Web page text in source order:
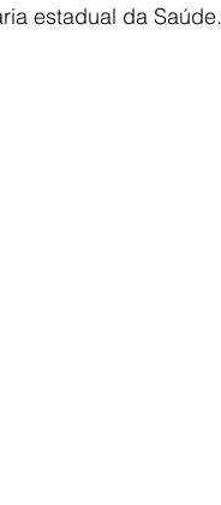
estadual da Saúde.